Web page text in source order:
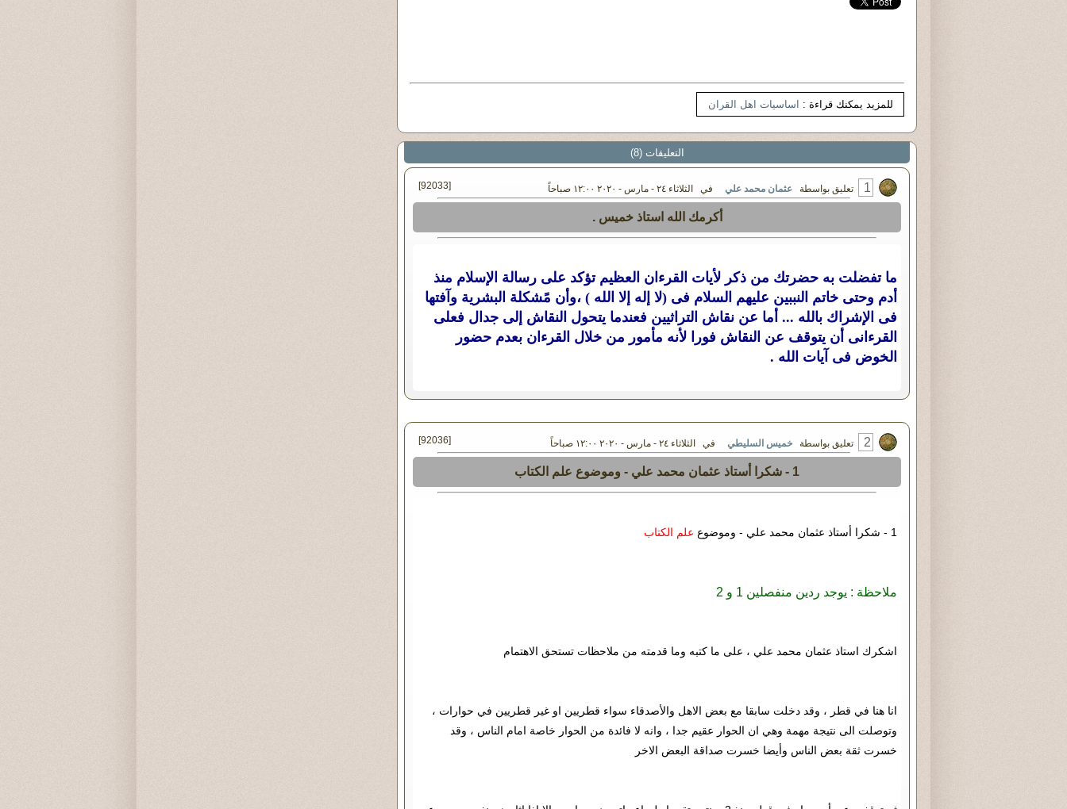
للمزيد يمكنك قراءة : اساسيات اهل القران
التعليقات (8)
1 تعليق بواسطة عثمان محمد علي في الثلاثاء ٢٤ - مارس - ٢٠٢٠ ١٢:٠٠ صباحاً [92033]
أكرمك الله استاذ خميس .
ما تفضلت به حضرتك من ذكر لأيات القرءان العظيم تؤكد على رسالة الإسلام منذ
أدم وحتى خاتم النببين عليهم السلام فى (لا إله إلا الله ) ،وأن مًشكلة البشرية وآفتها
فى الإشراك بالله ... أما عن نقاش التراثيين فعندما يتحول النقاش إلى جدال فعلى
القرءانى أن يتوقف عن النقاش فورا لأنه مأمور من خلال القرءان بعدم حضور
الخوض فى آيات الله .
2 تعليق بواسطة خميس السليطي في الثلاثاء ٢٤ - مارس - ٢٠٢٠ ١٢:٠٠ صباحاً [92036]
1 - شكرا أستاذ عثمان محمد علي - وموضوع علم الكتاب
1 - شكرا أستاذ عثمان محمد علي - وموضوع علم الكتاب
ملاحظة : يوجد ردين منفصلين 1 و 2
اشكرك استاذ عثمان محمد علي ، على ما كتبه وما قدمته من ملاحظات تستحق الاهتمام
انا هنا في قطر ، وقد دخلت سابقا مع بعض الاهل والأصدقاء سواء قطريين او غير قطريين في حوارات ،
وتوصلت الى نتيجة مهمة وهي ان الحوار عقيم جدا ، وانه لا فائدة من الحوار خاصة امام الناس ، وقد
خسرت ثقة بعض الناس وأيضا خسرت صداقة البعض الاخر